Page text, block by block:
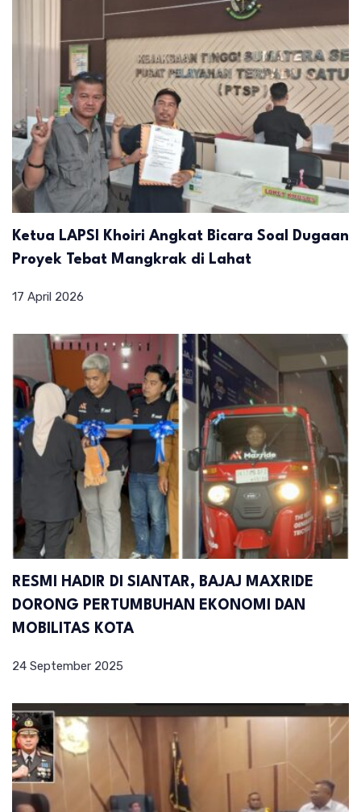
Ketua LAPSI Khoiri Angkat Bicara Soal Dugaan
Proyek Tebat Mangkrak di Lahat
17 April 2026
RESMI HADIR DI SIANTAR, BAJAJ MAXRIDE
DORONG PERTUMBUHAN EKONOMI DAN
MOBILITAS KOTA
24 September 2025